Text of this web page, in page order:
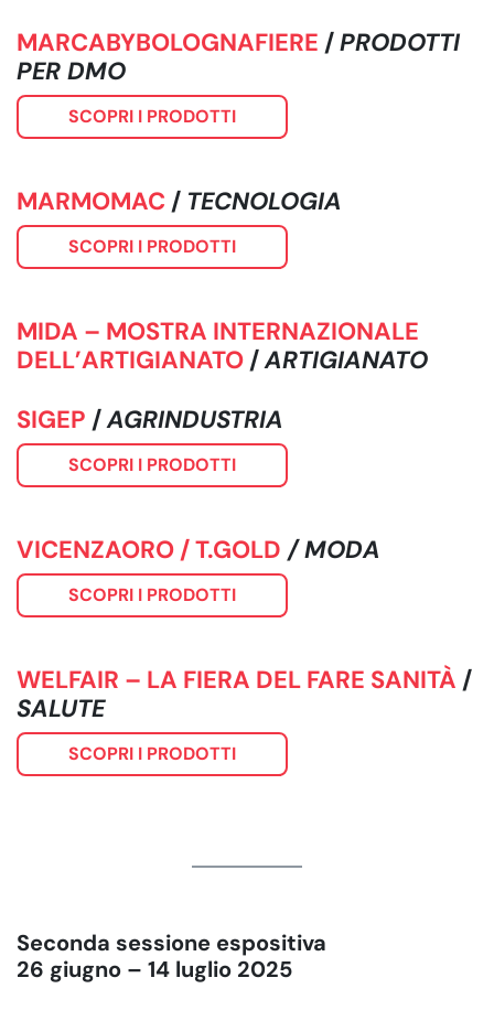
MARCABYBOLOGNAFIERE /PRODOTTI
PER DMO
SCOPRI I PRODOTTI
MARMOMAC / TECNOLOGIA
SCOPRI I PRODOTTI
MIDA – MOSTRA INTERNAZIONALE
DELL’ARTIGIANATO /ARTIGIANATO
SIGEP /AGRINDUSTRIA
SCOPRI I PRODOTTI
VICENZAORO / T.GOLD / MODA
SCOPRI I PRODOTTI
WELFAIR – LA FIERA DEL FARE SANITÀ /
SALUTE
SCOPRI I PRODOTTI
Seconda sessione espositiva
26 giugno – 14 luglio 2025